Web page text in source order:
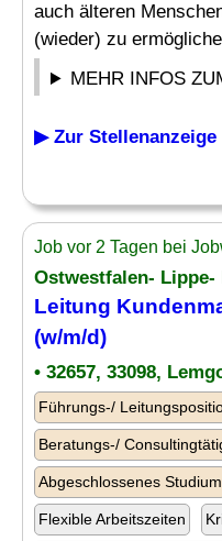
auch älteren
(wieder) zu
MEHR INFOS
▶ Zur Stellenanzeige
Job vor 2 Tagen bei
Ostwestfalen- Lippe-
Leitung
(w/m/d)
• 32657, 33098,
Führungs-/
Beratungs-/
Abgeschlossenes Studium
Flexible Arbeitszeiten